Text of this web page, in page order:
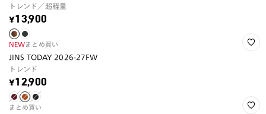
トレンド／超軽量
¥13,900
NEWまとめ買い
JINS TODAY 2026-27FW
トレンド
¥12,900
まとめ買い